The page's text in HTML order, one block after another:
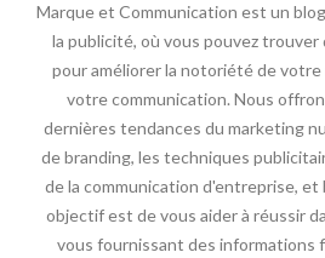
Marque et Communication est un
la publicité, où vous pouvez
pour améliorer la notoriété de
votre communication. Nous
dernières tendances du marketing
de branding, les techniques
de la communication d'entreprise,
objectif est de vous aider à réussir
vous fournissant des informations